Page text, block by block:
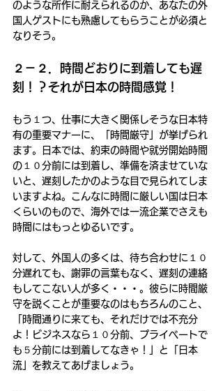
のような所作に耐えられるのか、あなたの外
国人ゲストにも熟慮してもらうことが必須と
なりそう。
２－２．時間どおりに到着しても遅
刻！？それが日本の時間感覚！
もう１つ、仕事に大きく関係しそうな日本特
有の重要マナーに、「時間厳守」が挙げられ
ます。日本では、約束の時間や就労開始時間
の１０分前には到着し、準備を済ませていな
いと、遅刻したかのような目で見られてしま
いますよね。こんなに時間に厳しい国は日本
くらいのもので、海外では一流企業でさえも
時間にはもっとゆるいです。
対して、外国人の多くは、待ち合わせに１０
分遅れても、謝罪の言葉もなく、遅刻の連絡
もしてこない人が多く・・・。彼らに時間厳
守を説くことが重要なのはもちろんのこと、
「時間通りに来ても、それだけでは不充分
よ！ビジネスなら１０分前、プライベートで
も５分前には到着してなきゃ！」と「日本
流」を教えてあげましょう。